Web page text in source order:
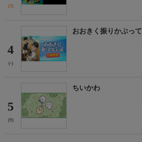
(3)
4
(-)
おおきく振りかぶって
5
(9)
ちいかわ